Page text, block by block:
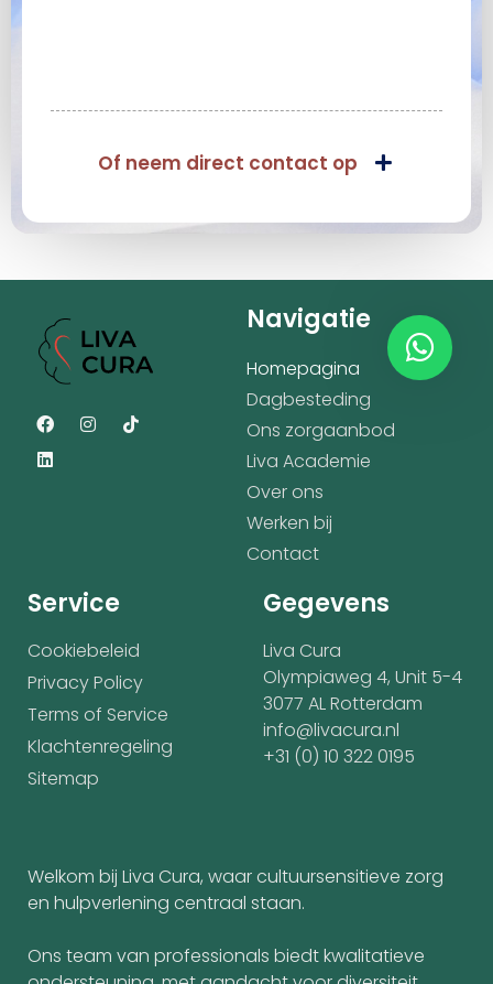
Of neem direct contact op
Navigatie
Homepagina
Dagbesteding
Ons zorgaanbod
Liva Academie
Over ons
Werken bij
Contact
Service
Cookiebeleid
Privacy Policy
Terms of Service
Klachtenregeling
Sitemap
Gegevens
Liva Cura
Olympiaweg 4, Unit 5-4
3077 AL Rotterdam
info@livacura.nl
+31 (0) 10 322 0195
Welkom bij Liva Cura, waar cultuursensitieve zorg
en hulpverlening centraal staan.
Ons team van professionals biedt kwalitatieve